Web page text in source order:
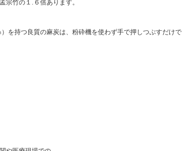
宗竹の１.６倍あります。
を持つ良質の麻炭は、粉砕機を使わず手で押しつぶすだけで